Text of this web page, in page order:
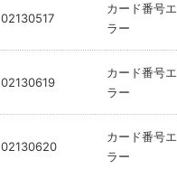
02130517
カード番号エ
ラー
02130619
カード番号エ
ラー
02130620
カード番号エ
ラー